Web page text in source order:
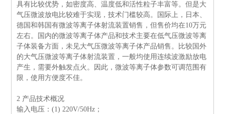
具有比较优势，如密度高、温度低和活性粒子丰富等。但是大
气压微波放电比较难于实现，技术门槛较高。国际上，日本、
德国和韩国有微波等离子体射流装置销售，但售价均在10万元
左右。国内的微波等离子体产品和技术主要在低气压微波等离
子体装备方面，未见大气压微波等离子体产品销售。比较国外
的大气压微波等离子体射流装置，一般均使用连续波激励放电
产生，需要外触发点火。因此，微波等离子体参数可调范围有
限，使用方便度不佳。
2 产品技术概况
输入电压：(1) 220V/50Hz ；